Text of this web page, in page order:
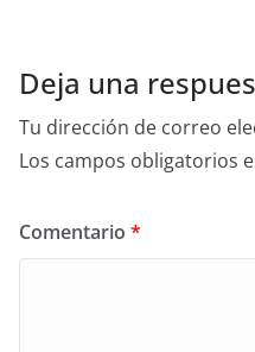
Deja una
Tu dirección de correo
Los campos obligatorios
Comentario *